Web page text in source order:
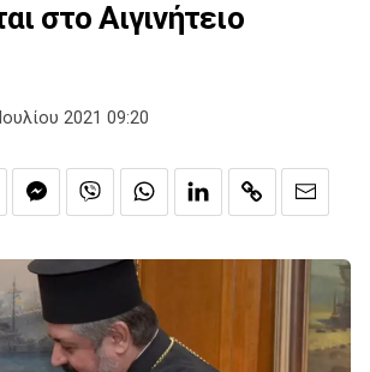
στο Αιγινήτειο
2021 09:20